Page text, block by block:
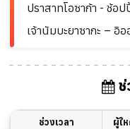
ปราสาทโอซาก้า - ช้อ
เจ้านัมบะยาซากะ – อิ
ช่
ช่วงเวลา ผู้ใ